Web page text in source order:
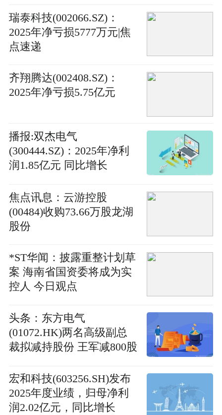
瑞泰科技(002066.SZ)：
2025年净亏损5777万元|焦
点速递
齐翔腾达(002408.SZ)：
2025年净亏损5.75亿元
播报:双杰电气
(300444.SZ)：2025年净利
润1.85亿元 同比增长
焦点讯息：云游控股
(00484)收购73.66万股龙湖
股份
*ST华闻：披露重整计划草
案 海南省国资委将成为实
控人 今日观点
头条：东方电气
(01072.HK)两名高级副总
裁拟减持股份 王军减800股
宏和科技(603256.SH)发布
2025年度业绩，归母净利
润2.02亿元，同比增长